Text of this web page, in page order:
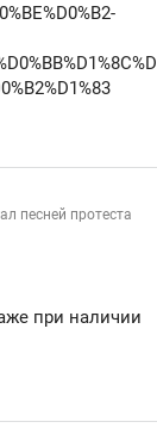
песней протеста
при наличии